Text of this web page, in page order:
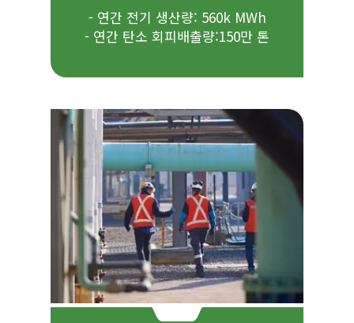
- 연간 전기 생산량: 560k MWh
- 연간 탄소 회피배출량:150만 톤